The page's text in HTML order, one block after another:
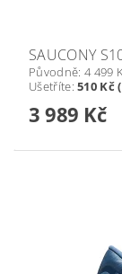
SAUCONY
Původně: 4 499
Ušetříte:510 Kč
3 989 Kč